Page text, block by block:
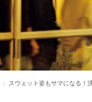
スウェット姿もサマになる！